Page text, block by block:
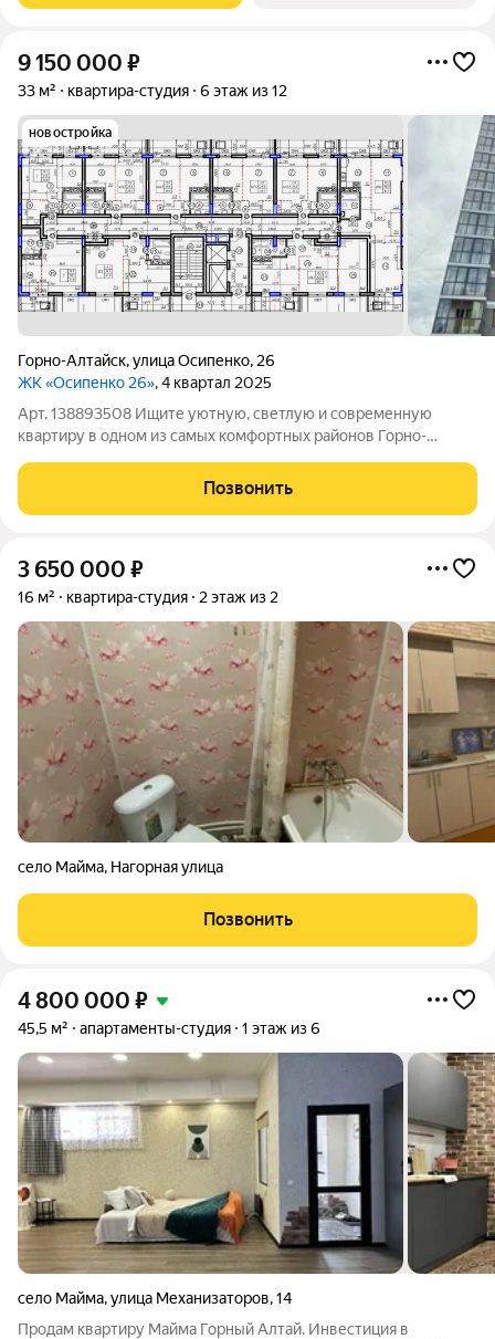
9 150 000 ₽
33 м² квартира-студия 6 этаж из 12
новостройка
Горно-Алтайск,улица Осипенко, 26
ЖК «Осипенко 26», 4 квартал 2025
Арт. 138893508 Ищите уютную, светлую и современную
квартиру в одном из самых комфортных районов Горно-
комнатная квартира в центре Горно-Алтайска с панорамным
видом! Просторная и светлая
Позвонить
3 650 000 ₽
16 м² квартира-студия 2 этаж из 2
село Майма, Нагорная улица
Позвонить
4 800 000 ₽
45,5 м² апартаменты-студия 1 этаж из 6
село Майма,улица Механизаторов,14
Прoдам квартиру Мaйма Горный Алтай. Инвестиция в